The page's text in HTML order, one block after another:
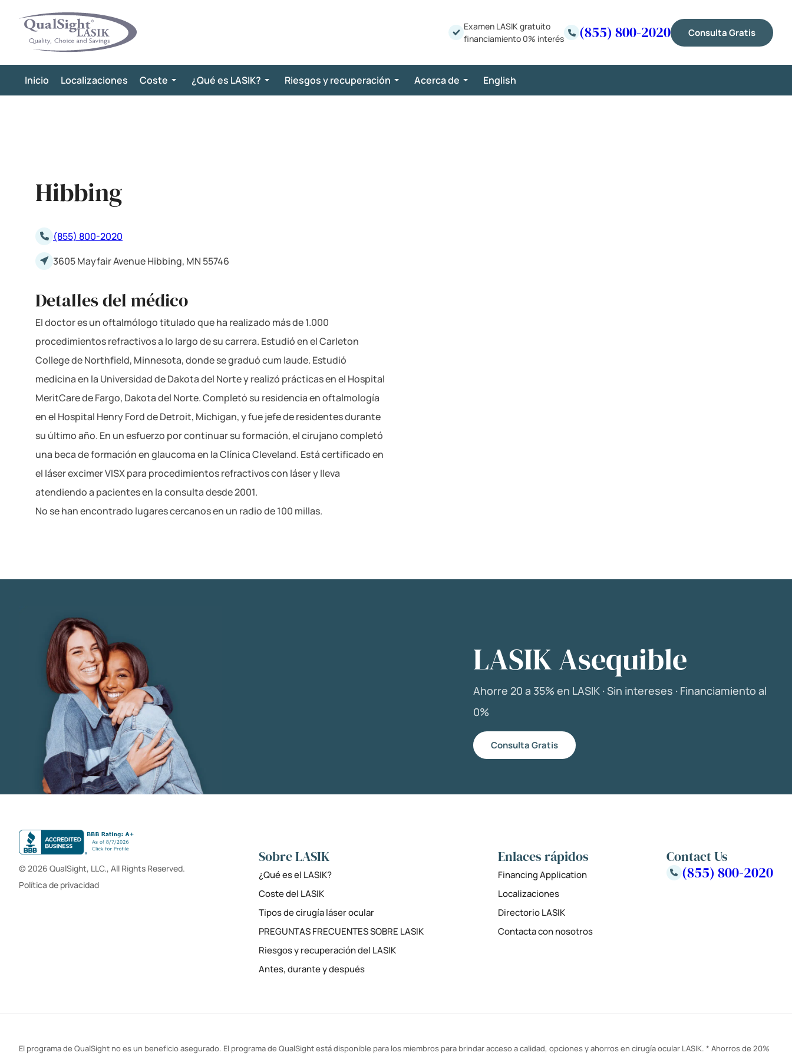
contenido
Examen LASIK gratuito
financiamiento 0% interés
(855) 800-2020 Consulta Gratis
Inicio Localizaciones Coste ¿Qué es LASIK? Riesgos y recuperación Acerca de English
Hibbing
(855) 800-2020
3605 Mayfair Avenue Hibbing, MN 55746
Detalles del médico
El doctor es un oftalmólogo titulado que ha realizado más de 1.000
procedimientos refractivos a lo largo de su carrera. Estudió en el Carleton
College de Northfield, Minnesota, donde se graduó cum laude. Estudió
medicina en la Universidad de Dakota del Norte y realizó prácticas en el Hospital
MeritCare de Fargo, Dakota del Norte. Completó su residencia en oftalmología
en el Hospital Henry Ford de Detroit, Michigan, y fue jefe de residentes durante
su último año. En un esfuerzo por continuar su formación, el cirujano completó
una beca de formación en glaucoma en la Clínica Cleveland. Está certificado en
el láser excimer VISX para procedimientos refractivos con láser y lleva
atendiendo a pacientes en la consulta desde 2001.
No se han encontrado lugares cercanos en un radio de 100 millas.
LASIK Asequible
Ahorre 20 a 35% en LASIK · Sin intereses · Financiamiento al
0%
Consulta Gratis
© 2026 QualSight, LLC., All Rights Reserved.
Política de privacidad
Sobre LASIK
¿Qué es el LASIK?
Coste del LASIK
Tipos de cirugía láser ocular
PREGUNTAS FRECUENTES SOBRE LASIK
Riesgos y recuperación del LASIK
Antes, durante y después
Enlaces rápidos
Financing Application
Localizaciones
Directorio LASIK
Contacta con nosotros
Contact Us
(855) 800-2020
El programa de QualSight no es un beneficio asegurado. El programa de QualSight está disponible para los miembros para brindar acceso a calidad, opciones y ahorros en cirugía ocular LASIK. * Ahorros de 20%